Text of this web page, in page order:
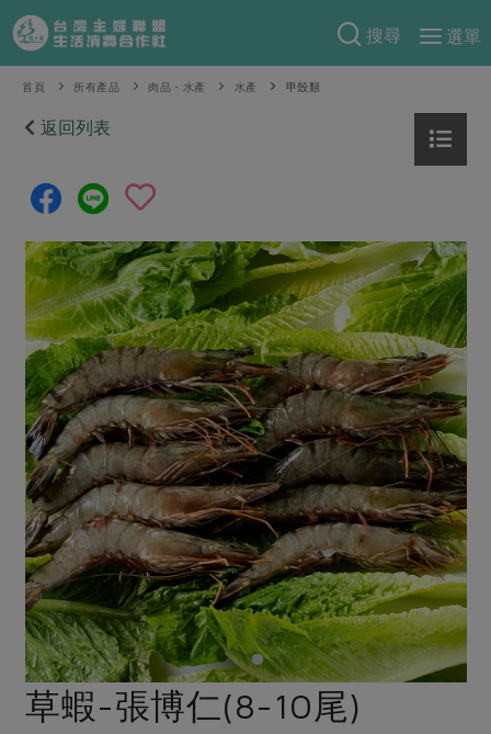
搜尋
選單
產品分類
當季蔬果
芽苗類
辛香料類
奶蛋豆・五穀
蛋 乳製品
豆製品 米麵雜糧
肉品・水產
畜產肉類 水產
水畜加工品
調理食材・點心
調味醬料/南北貨 烘焙
休閒零嘴 沖泡飲品
保健食品
食譜料理
食材
麵食
肉食
海鮮
常備菜
蔬食
蛋料理
料理方式
烘焙．點心
醬料
湯品．鍋物
漬物
特別企畫
預購活動
把最好的台灣味帶回家！
防災用品預購圓滿結束
2026年端午節預購圓滿結束
更多預購活動
當季產品
合作25-經典快閃最後一週
合作25-精選產品第四彈
合作25-精選產品第三彈
更多當季產品
議題活動
綠主張
觀點文章
主婦食堂 一籃菜真心話
社內大小事 合作聯合國
產品故事 生活提案
樂齡生活 親子食育
廚房瑜伽
關注議題
減硝酸鹽 惜食
非基改運動 支持本土農糧
廢核運動 能源議題
減添加物 減塑減廢
關於合作社
認識合作社
關於我們
合作社組織
員工與求才
產品檢驗
自主把關
檢驗報告
硝酸鹽檢驗
重要公告
首頁 所有產品 肉品・水產 水產 甲殼類
返回列表
草蝦-張博仁(8-10尾)